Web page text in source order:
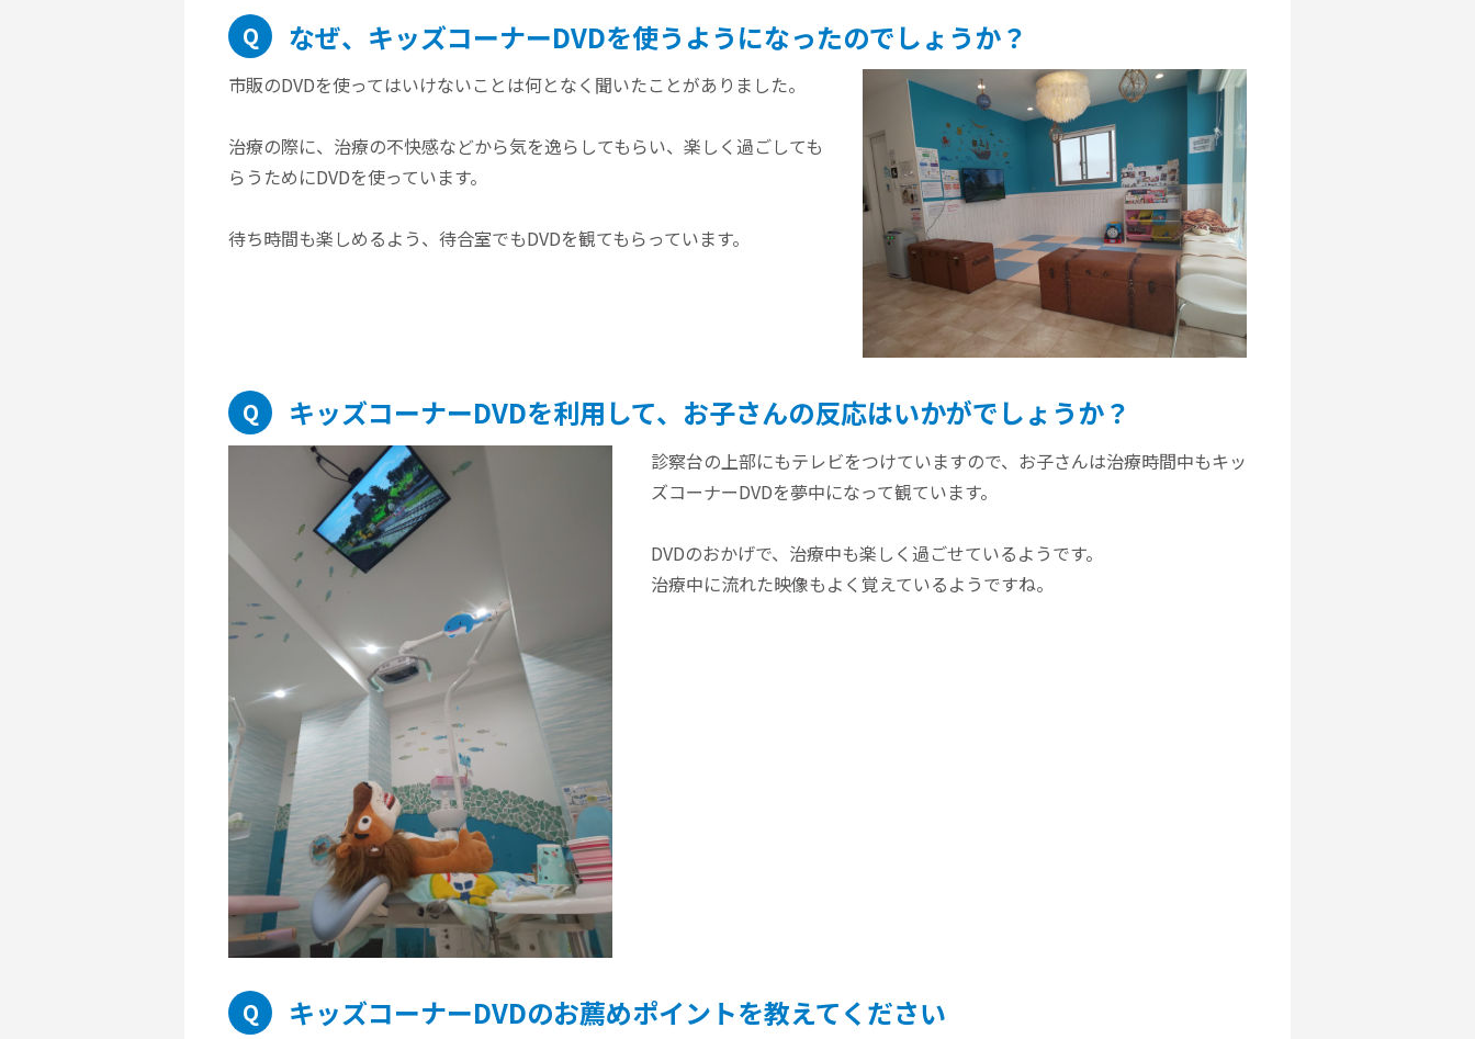
Q なぜ、キッズコーナーDVDを使うようになったのでしょうか？
市販のDVDを使ってはいけないことは何となく聞いたことがありました。
治療の際に、治療の不快感などから気を逸らしてもらい、楽しく過ごしても
らうためにDVDを使っています。
待ち時間も楽しめるよう、待合室でもDVDを観てもらっています。
Q キッズコーナーDVDを利用して、お子さんの反応はいかがでしょうか？
診察台の上部にもテレビをつけていますので、お子さんは治療時間中もキッ
ズコーナーDVDを夢中になって観ています。
DVDのおかげで、治療中も楽しく過ごせているようです。
治療中に流れた映像もよく覚えているようですね。
Q キッズコーナーDVDのお薦めポイントを教えてください